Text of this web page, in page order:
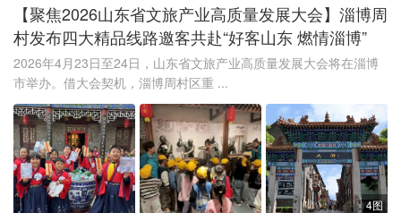
【聚焦2026山东省文旅产业高质量发展大会】淄博周
村发布四大精品线路邀客共赴“好客山东 燃情淄博”
2026年4月23日至24日，山东省文旅产业高质量发展大会将在淄博
市举办。借大会契机，淄博周村区重 ...
4图